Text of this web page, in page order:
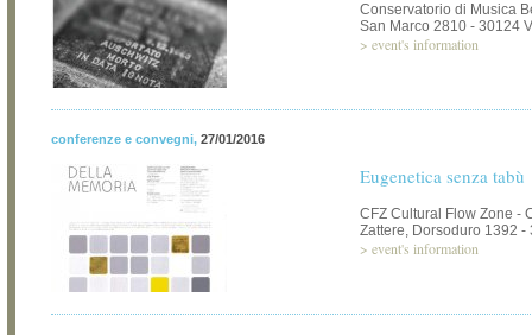
Conservatorio di Musica
San Marco 2810 - 30124
> event's information
conferenze e convegni, 27/01/2016
Eugenetica senza tabù
CFZ Cultural Flow Zone -
Zattere, Dorsoduro 1392 -
> event's information